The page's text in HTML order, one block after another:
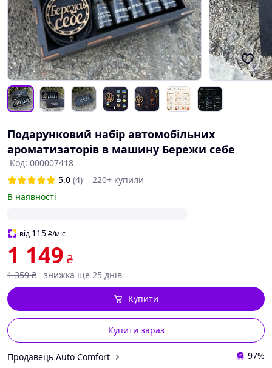
Подарунковий набір автомобільних
ароматизаторів в машину Бережи себе
Код: 000007418
5.0 (4)
220+ купили
В наявності
від 115₴/міс
1 149 ₴
1 359 ₴ знижка ще 25 днів
Купити зараз
Купити
Продавець Auto Comfort 97%